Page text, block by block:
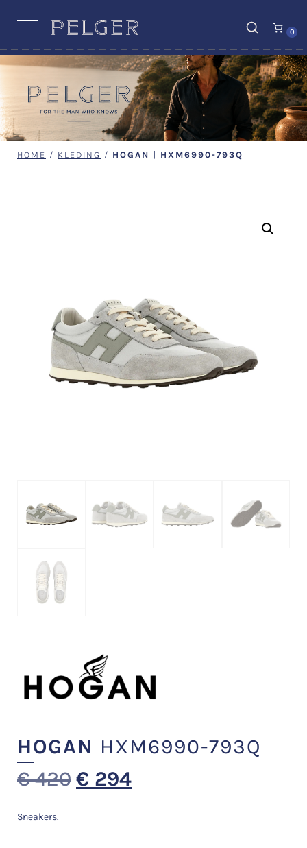
0
HOME / KLEDING / HOGAN | HXM6990-793Q
HOGAN HXM6990-793Q
€420€ 294
Sneakers.